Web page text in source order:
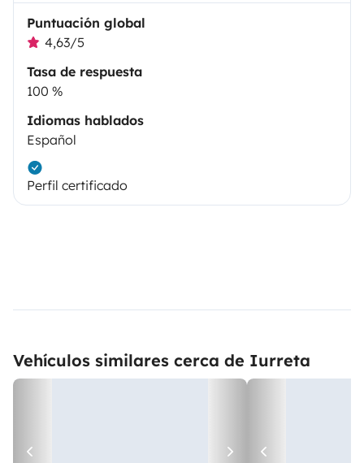
Puntuación global
4,63/5
Tasa de respuesta
100 %
Idiomas hablados
Español
Perfil certificado
Vehículos similares cerca de Iurreta